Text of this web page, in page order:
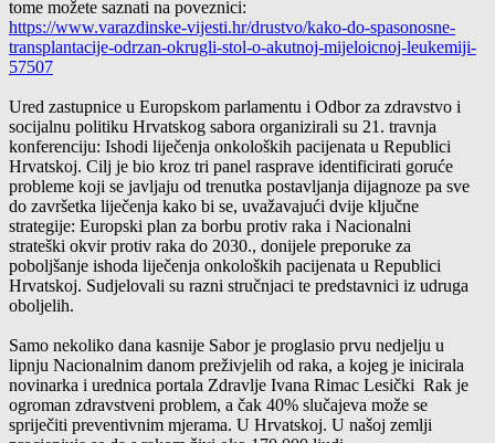
tome možete saznati na poveznici:
https://www.varazdinske-vijesti.hr/drustvo/kako-do-spasonosne-
transplantacije-odrzan-okrugli-stol-o-akutnoj-mijeloicnoj-leukemiji-
57507
Ured zastupnice u Europskom parlamentu i Odbor za zdravstvo i
socijalnu politiku Hrvatskog sabora organizirali su 21. travnja
konferenciju: Ishodi liječenja onkoloških pacijenata u Republici
Hrvatskoj. Cilj je bio kroz tri panel rasprave identificirati goruće
probleme koji se javljaju od trenutka postavljanja dijagnoze pa sve
do završetka liječenja kako bi se, uvažavajući dvije ključne
strategije: Europski plan za borbu protiv raka i Nacionalni
strateški okvir protiv raka do 2030., donijele preporuke za
poboljšanje ishoda liječenja onkoloških pacijenata u Republici
Hrvatskoj. Sudjelovali su razni stručnjaci te predstavnici iz udruga
oboljelih.
Samo nekoliko dana kasnije Sabor je proglasio prvu nedjelju u
lipnju Nacionalnim danom preživjelih od raka, a kojeg je inicirala
novinarka i urednica portala Zdravlje Ivana Rimac Lesički Rak je
ogroman zdravstveni problem, a čak 40% slučajeva može se
spriječiti preventivnim mjerama. U Hrvatskoj. U našoj zemlji